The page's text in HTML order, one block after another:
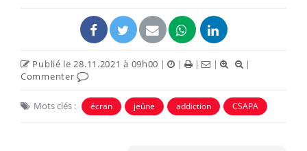
Publié le 28.11.2021 à 09h00 | | | |
|
Commenter
Mots clés : écran jeûne addiction CSAPA